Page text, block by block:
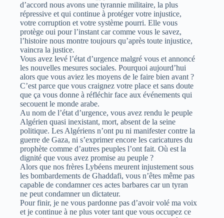
d’accord nous avons une tyrannie militaire, la plus
répressive et qui continue à protéger votre injustice,
votre corruption et votre système pourri. Elle vous
protège oui pour l’instant car comme vous le savez,
l’histoire nous montre toujours qu’après toute injustice,
vaincra la justice.
Vous avez levé l’état d’urgence malgré vous et annoncé
les nouvelles mesures sociales. Pourquoi aujourd’hui
alors que vous aviez les moyens de le faire bien avant ?
C’est parce que vous craignez votre place et sans doute
que ça vous donne à réfléchir face aux événements qui
secouent le monde arabe.
Au nom de l’état d’urgence, vous avez rendu le peuple
Algérien quasi inexistant, mort, absent de la seine
politique. Les Algériens n’ont pu ni manifester contre la
guerre de Gaza, ni s’exprimer encore les caricatures du
prophète comme d’autres peuples l’ont fait. Où est la
dignité que vous avez promise au peuple ?
Alors que nos frères Lybéens meurent injustement sous
les bombardements de Ghaddafi, vous n’êtes même pas
capable de condamner ces actes barbares car un tyran
ne peut condamner un dictateur.
Pour finir, je ne vous pardonne pas d’avoir volé ma voix
et je continue à ne plus voter tant que vous occupez ce